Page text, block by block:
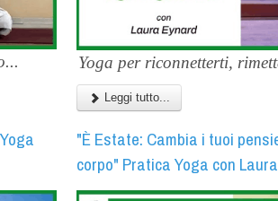
Yoga per riconnetterti,
Leggi tutto...
"È Estate: Cambia i tuoi
corpo" Pratica Yoga con